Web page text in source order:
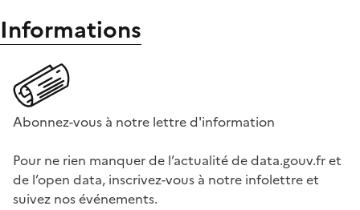
Informations
Abonnez-vous à notre lettre d'information
Pour ne rien manquer de l’actualité de data.gouv.fr et
de l’open data, inscrivez-vous à notre infolettre et
suivez nos événements.